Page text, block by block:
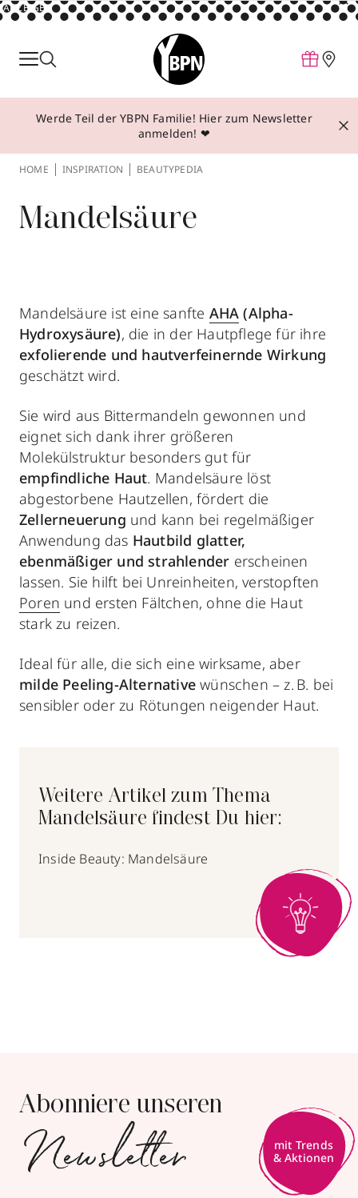
ANZEIGE
Parfum
Make-up
Behandlungen
Über YBPN
Werde Teil der YBPN Familie! Hier zum Newsletter
anmelden! ❤
HOME INSPIRATION BEAUTYPEDIA
Mandelsäure
Mandelsäure ist eine sanfte AHA (Alpha-
Hydroxysäure), die in der Hautpflege für ihre
exfolierende und hautverfeinernde Wirkung
geschätzt wird.
Sie wird aus Bittermandeln gewonnen und
eignet sich dank ihrer größeren
Molekülstruktur besonders gut für
empfindliche Haut. Mandelsäure löst
abgestorbene Hautzellen, fördert die
Zellerneuerung und kann bei regelmäßiger
Anwendung das Hautbild glatter,
ebenmäßiger und strahlender erscheinen
lassen. Sie hilft bei Unreinheiten, verstopften
Poren und ersten Fältchen, ohne die Haut
stark zu reizen.
Ideal für alle, die sich eine wirksame, aber
milde Peeling-Alternativewünschen – z. B. bei
sensibler oder zu Rötungen neigender Haut.
Weitere Artikel zum Thema
Mandelsäure findest Du hier:
Inside Beauty: Mandelsäure
Abonniere unseren
Newsletter
mit Trends
& Aktionen